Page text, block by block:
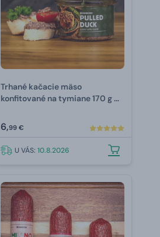
Trhané kačacie mäso
konfitované na tymiane 170 g –
6,99 €
U VÁS:10.8.2026